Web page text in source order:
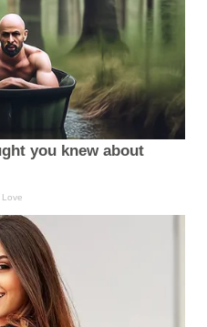
you knew about
Love